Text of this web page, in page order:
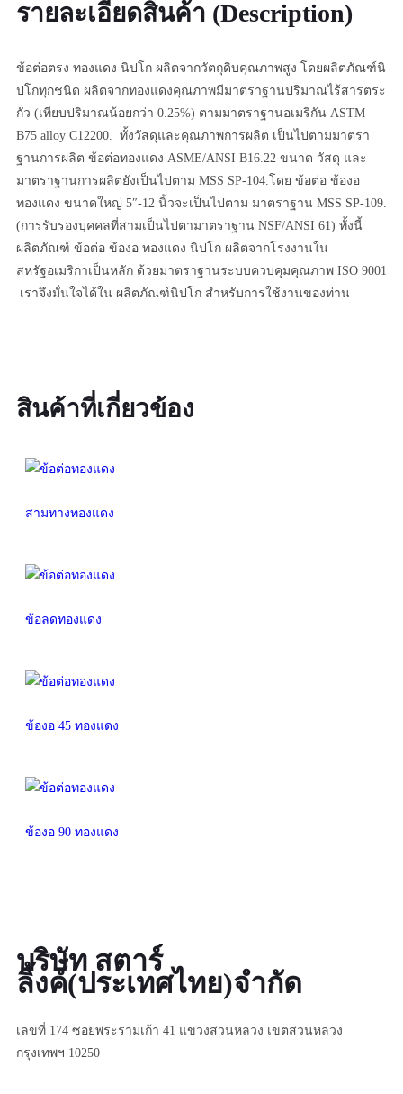
รายละเอียดสินค้า (Description)
ข้อต่อตรง ทองแดง นิปโก ผลิตจากวัตถุดิบคุณภาพสูง โดยผลิตภัณฑ์นิ
ปโกทุกชนิด ผลิตจากทองแดงคุณภาพมีมาตราฐานปริมาณไร้สารตระ
กั่ว (เทียบปริมาณน้อยกว่า 0.25%) ตามมาตราฐานอเมริกัน ASTM
B75 alloy C12200. ทั้งวัสดุและคุณภาพการผลิต เป็นไปตามมาตรา
ฐานการผลิต ข้อต่อทองแดง ASME/ANSI B16.22 ขนาด วัสดุ และ
มาตราฐานการผลิตยังเป็นไปตาม MSS SP-104.โดย ข้อต่อ ข้องอ
ทองแดง ขนาดใหญ่ 5″-12 นิ้วจะเป็นไปตาม มาตราฐาน MSS SP-109.
(การรับรองบุคคลที่สามเป็นไปตามาตราฐาน NSF/ANSI 61) ทั้งนี้
ผลิตภัณฑ์ ข้อต่อ ข้องอ ทองแดง นิปโก ผลิตจากโรงงานใน
สหรัฐอเมริกาเป็นหลัก ด้วยมาตราฐานระบบควบคุมคุณภาพ ISO 9001
เราจึงมั่นใจได้ใน ผลิตภัณฑ์นิปโก สำหรับการใช้งานของท่าน
สินค้าที่เกี่ยวข้อง
สามทางทองแดง
ข้อลดทองแดง
ข้องอ 45 ทองแดง
ข้องอ 90 ทองแดง
บริษัท สตาร์
ลิ้งค์(ประเทศไทย)จำกัด
เลขที่ 174 ซอยพระรามเก้า 41 แขวงสวนหลวง เขตสวนหลวง
กรุงเทพฯ 10250